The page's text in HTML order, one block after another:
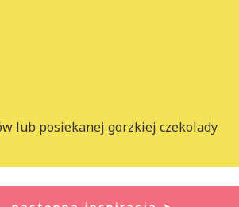
lub posiekanej gorzkiej czekolady